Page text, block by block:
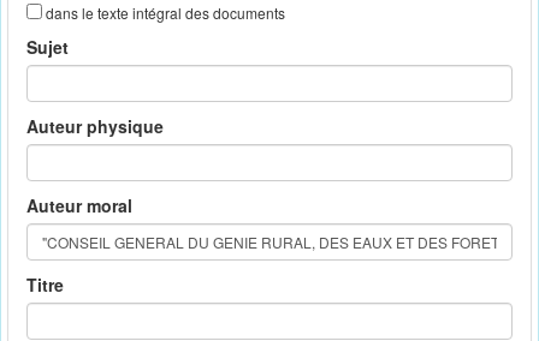
dans le texte intégral des documents
Sujet
Auteur physique
Auteur moral
Titre